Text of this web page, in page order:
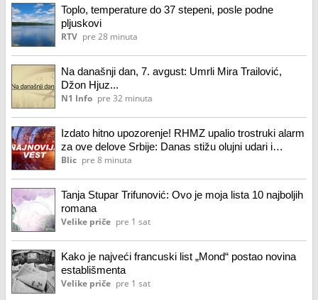
Toplo, temperature do 37 stepeni, posle podne
pljuskovi
RTV pre 28 minuta
Na današnji dan, 7. avgust: Umrli Mira Trailović,
Džon Hjuz...
N1 Info pre 32 minuta
Izdato hitno upozorenje! RHMZ upalio trostruki alarm
za ove delove Srbije: Danas stižu olujni udari i
grmljavina, a onda kreće novi pakao
Blic pre 8 minuta
Tanja Stupar Trifunović: Ovo je moja lista 10 najboljih
romana
Velike priče pre 1 sat
Kako je najveći francuski list „Mond“ postao novina
establišmenta
Velike priče pre 1 sat